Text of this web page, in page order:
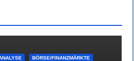
BÖRSE/FINANZMÄRKTE